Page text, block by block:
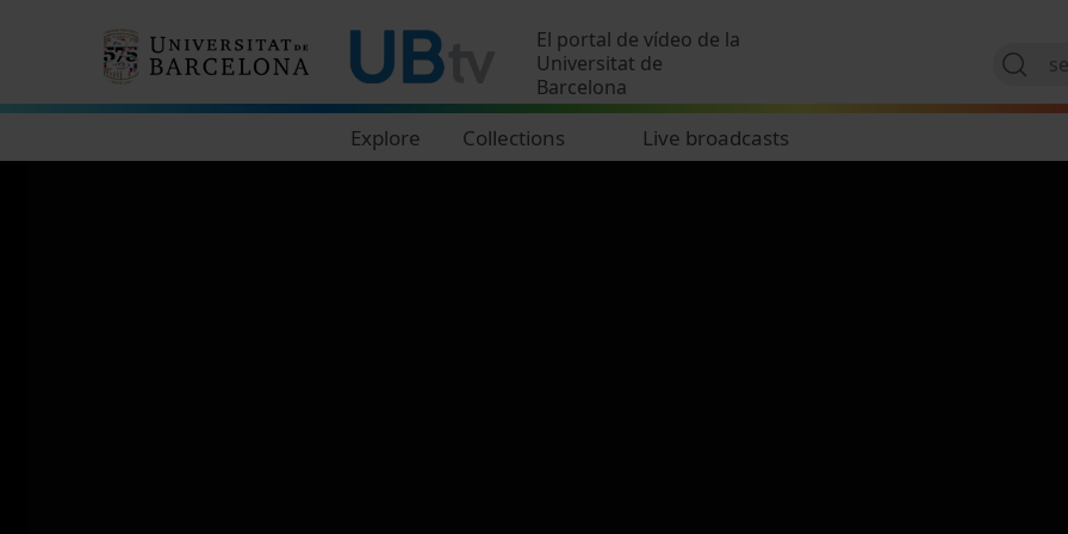
El portal de vídeo de la
Universitat de
Barcelona
Explore Collections Live broadcasts